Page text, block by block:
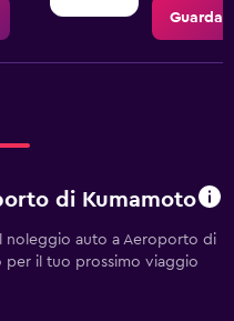
Guarda
di Kumamoto
noleggio auto a Aeroporto di
per il tuo prossimo viaggio